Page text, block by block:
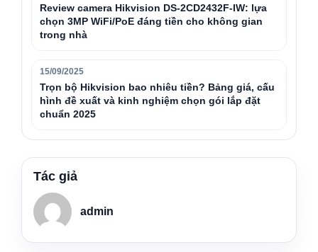
Review camera Hikvision DS-2CD2432F-IW: lựa
chọn 3MP WiFi/PoE đáng tiền cho không gian
trong nhà
15/09/2025
Trọn bộ Hikvision bao nhiêu tiền? Bảng giá, cấu
hình đề xuất và kinh nghiệm chọn gói lắp đặt
chuẩn 2025
Tác giả
admin